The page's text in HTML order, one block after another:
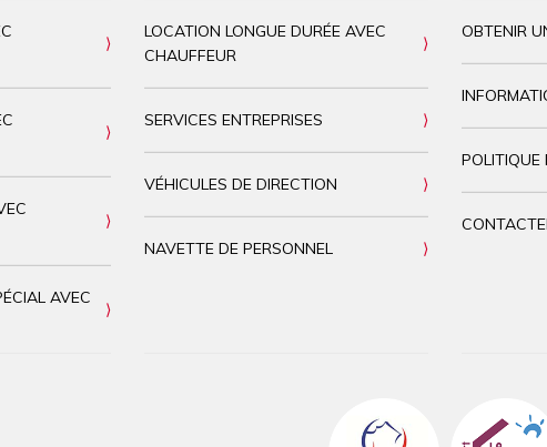
AVEC
LOCATION LONGUE DURÉE AVEC
CHAUFFEUR
SERVICES ENTREPRISES
VÉHICULES DE DIRECTION
NAVETTE DE PERSONNEL
OBTENIR
POLITIQUE